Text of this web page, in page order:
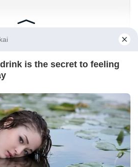
Berdampak UMM Kelompok
08/2026 - 19:20
Mahal Bukan Suara Rakyat
07/2026 - 00:37